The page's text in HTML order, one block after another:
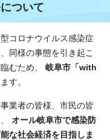
ついて
コロナウイルス感染症
同様の事態を引き起こ
むため、 岐阜市「with
す。
業者の皆様、市民の皆
オール岐阜市で感染防
な社会経済を目指しま